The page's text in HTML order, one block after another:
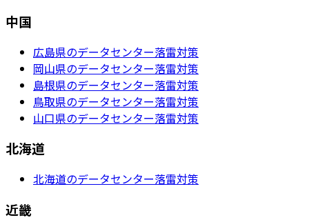
中国
広島県のデータセンター落雷対策
岡山県のデータセンター落雷対策
島根県のデータセンター落雷対策
鳥取県のデータセンター落雷対策
山口県のデータセンター落雷対策
北海道
北海道のデータセンター落雷対策
近畿